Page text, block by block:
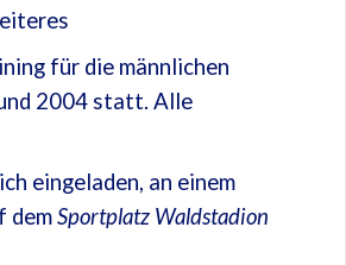
für die männlichen
2004 statt. Alle
eingeladen, an einem
demSportplatz Waldstadion